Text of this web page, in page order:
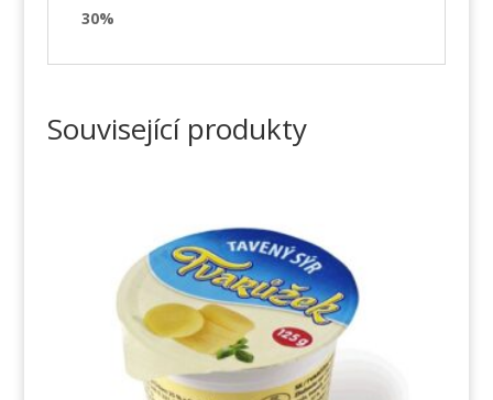
30%
Související produkty